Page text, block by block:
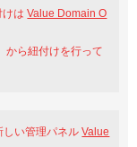
けはValue Domain O
」から紐付けを行って
しい管理パネルValue